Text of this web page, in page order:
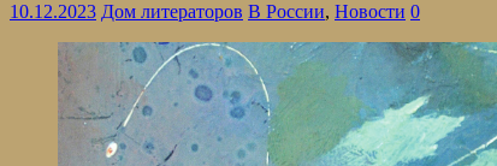
10.12.2023 Дом литераторов В России, Новости 0